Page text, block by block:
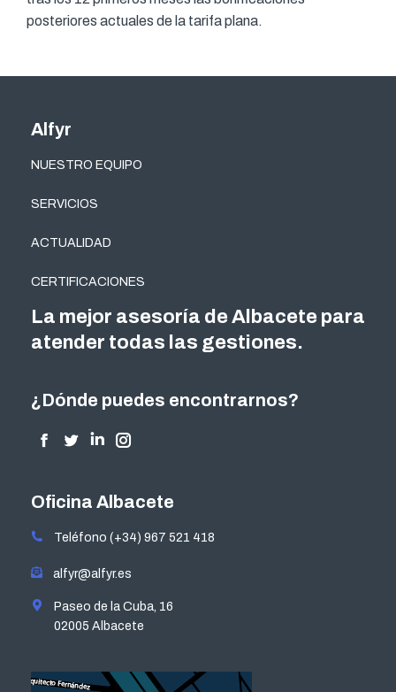
posteriores actuales de la tarifa plana.
Alfyr
NUESTRO EQUIPO
SERVICIOS
ACTUALIDAD
CERTIFICACIONES
Oficina Albacete
Teléfono (+34) 967 521 418
alfyr@alfyr.es
Paseo de la Cuba, 16
02005 Albacete
¿Dónde puedes encontrarnos?
Encuéntranos en:
Facebook
opens
new
Twitter
opens
new
Linkedin
opens
new
Instagram
opens
new
La mejor asesoría de Albacete para
atender todas las gestiones.